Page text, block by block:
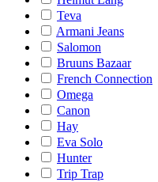
Teva
Armani Jeans
Salomon
Bruuns Bazaar
French Connection
Omega
Canon
Hay
Eva Solo
Hunter
Trip Trap